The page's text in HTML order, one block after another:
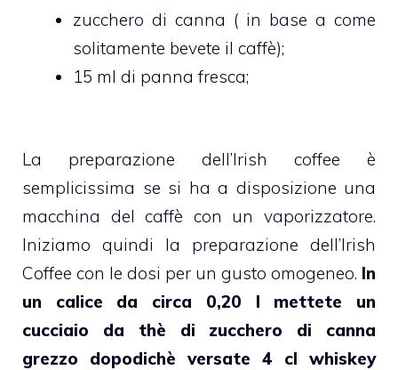
zucchero di canna ( in base a come
solitamente bevete il caffè);
15 ml di panna fresca;
La preparazione dell’Irish coffee è
semplicissima se si ha a disposizione una
macchina del caffè con un vaporizzatore.
Iniziamo quindi la preparazione dell’Irish
Coffee con le dosi per un gusto omogeneo. In
un calice da circa 0,20 l mettete un
cucciaio da thè di zucchero di canna
grezzo dopodichè versate 4 cl whiskey